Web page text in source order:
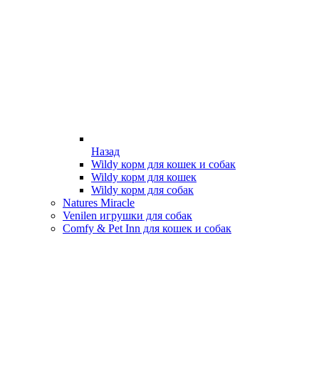
Назад
Wildy корм для кошек и собак
Wildy корм для кошек
Wildy корм для собак
Natures Miracle
Venilen игрушки для собак
Comfy & Pet Inn для кошек и собак